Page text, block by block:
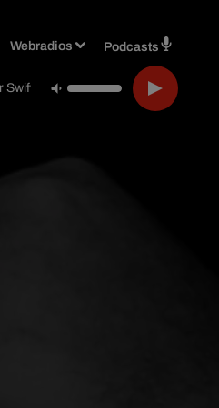
Webradios Podcasts
Swift